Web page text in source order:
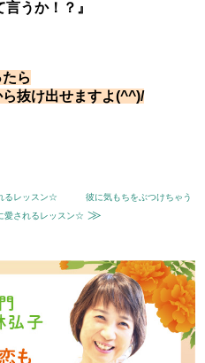
うか！？』
ら
抜け出せますよ(^^)/
るレッスン☆
彼に気もちをぶつけちゃう
愛されるレッスン☆ ≫